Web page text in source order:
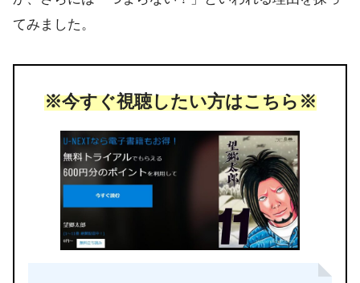
てみました。
※今すぐ視聴したい方はこちら※